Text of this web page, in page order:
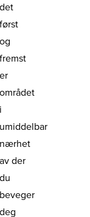
det
først
og
fremst
er
området
i
umiddelbar
nærhet
av der
du
beveger
deg